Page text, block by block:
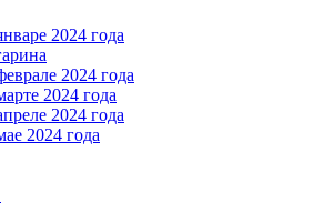
2024 года
2024 года
2024 года
2024 года
2024 года